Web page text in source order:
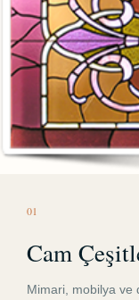
01
Cam
Mimari, mobilya ve